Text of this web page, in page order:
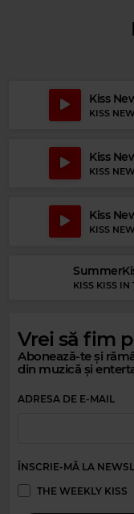
Magic
Kiss
KISS
Kiss
KISS
Kiss
KISS
KISS KISS IN
Vrei să fim
Abonează-te și
din muzică și
ADRESA DE E-MAIL
ÎNSCRIE-MĂ LA
THE WEEKLY KISS